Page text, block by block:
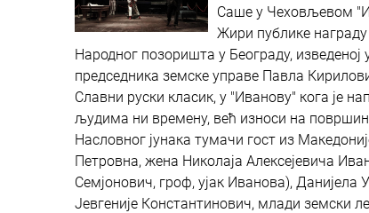
Саше у Чеховљевом
Жири публике награду
Народног позоришта у Београду,
председника земске управе Павла
Славни руски класик, у "Иванову" кога је
људима ни времену, већ износи на
Насловног јунака тумачи гост из
Петровна, жена Николаја Алексејевича
Семјонович, гроф, ујак Иванова),
Јевгеније Константинович, млади земски